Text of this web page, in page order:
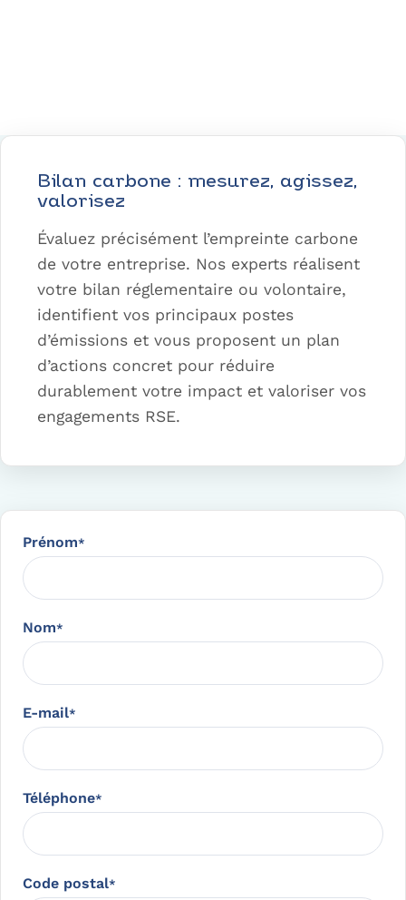
Bilan carbone : mesurez, agissez,
valorisez
Évaluez précisément l’empreinte carbone
de votre entreprise. Nos experts réalisent
votre bilan réglementaire ou volontaire,
identifient vos principaux postes
d’émissions et vous proposent un plan
d’actions concret pour réduire
durablement votre impact et valoriser vos
engagements RSE.
Prénom*
Nom*
E-mail*
Téléphone*
Code postal*